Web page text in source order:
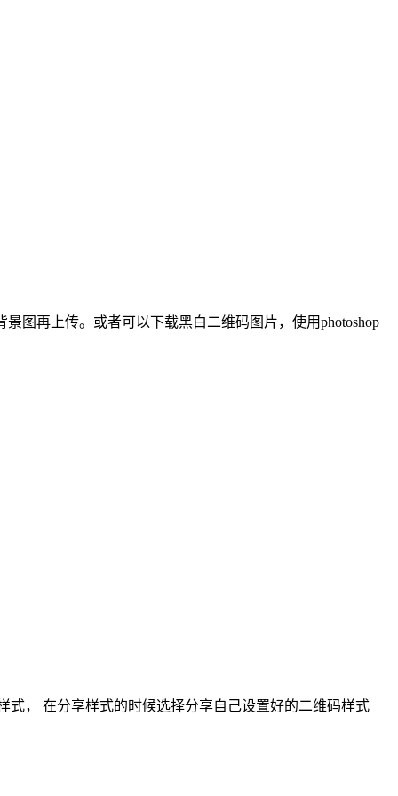
图再上传。或者可以下载黑白二维码图片，使用photoshop
， 在分享样式的时候选择分享自己设置好的二维码样式